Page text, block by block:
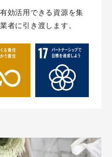
効活用できる資源を集
者に引き渡します。